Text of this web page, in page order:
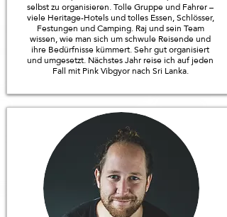
selbst zu organisieren. Tolle Gruppe und Fahrer –
viele Heritage-Hotels und tolles Essen, Schlösser,
Festungen und Camping. Raj und sein Team
wissen, wie man sich um schwule Reisende und
ihre Bedürfnisse kümmert. Sehr gut organisiert
und umgesetzt. Nächstes Jahr reise ich auf jeden
Fall mit Pink Vibgyor nach Sri Lanka.